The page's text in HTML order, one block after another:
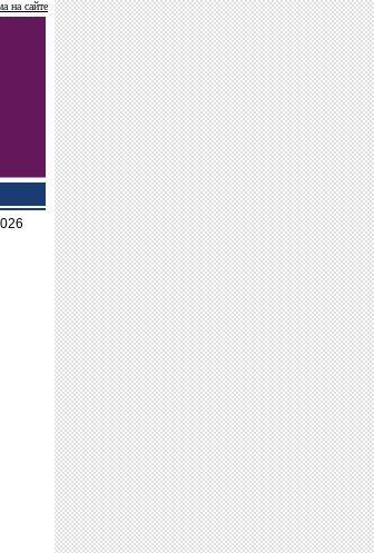
на сайте